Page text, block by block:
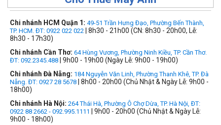
Chi nhánh HCM Quận 1: 49-51 Trần Hưng Đạo, Phường Bến Thành,
TP. HCM. ĐT: 0922 022 022 | 8h30 - 21h00 (CN: 8h30 - 20h00, Lễ:
8h30 - 17h30)
Chi nhánh Cần Thơ: 64 Hùng Vương, Phường Ninh Kiều, TP. Cần Thơ.
ĐT: 092.2345.488 | 9h00 - 19h00 (Ngày Lễ: 9h00 - 19h00)
Chi nhánh Đà Nẵng: 184 Nguyễn Văn Linh, Phường Thanh Khê, TP. Đà
Nẵng. ĐT: 0927 28 5678 | 8h00 - 20h00 (Chủ Nhật & Ngày Lễ: 9h00 -
18h00)
Chi nhánh Hà Nội: 264 Thái Hà, Phường Ô Chợ Dừa, TP. Hà Nội, ĐT:
0922 88 2662 - 092.995.1111
| 9h00 - 20h00 (Chủ Nhật & Ngày Lễ:
9h00 - 18h00)